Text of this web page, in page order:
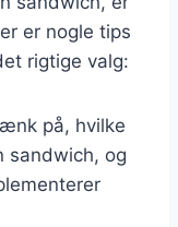
er nogle tips
rigtige valg:
på, hvilke
sandwich, og